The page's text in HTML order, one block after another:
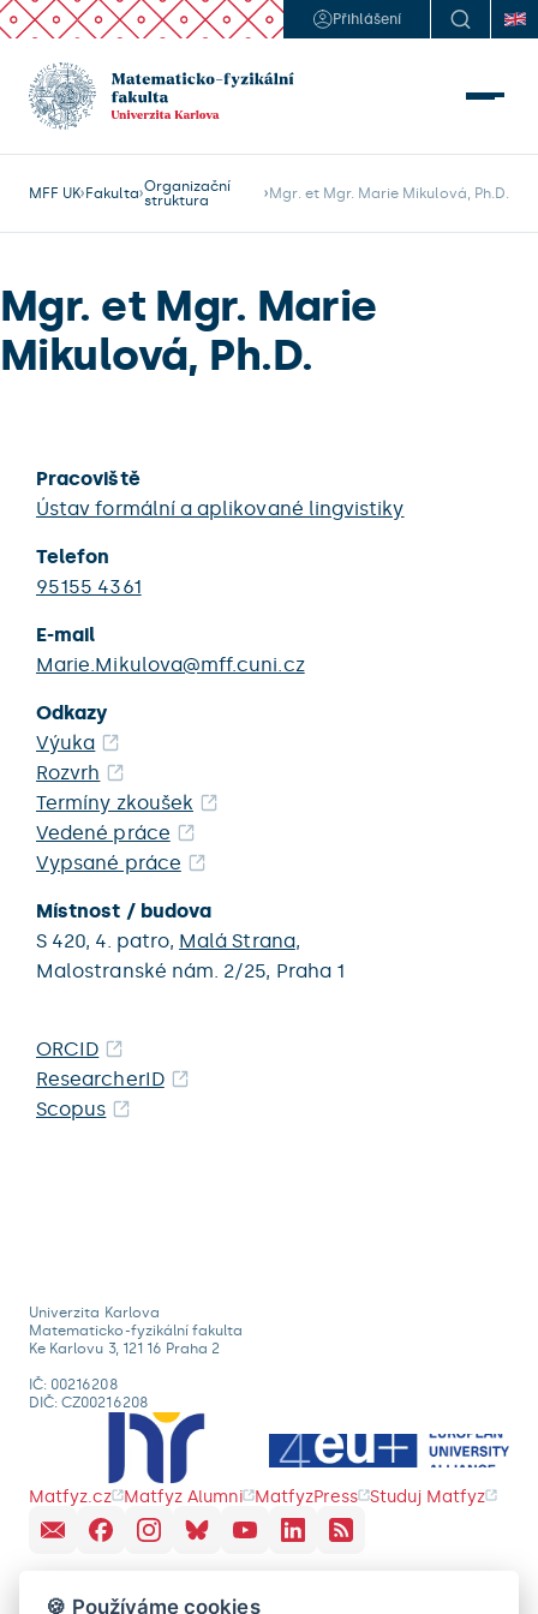
Přihlášení
MFF UK Fakulta Organizační
struktura
Mgr. et Mgr. Marie Mikulová, Ph.D.
Mgr. et Mgr. Marie
Mikulová, Ph.D.
Pracoviště
Ústav formální a aplikované lingvistiky
Telefon
95155 4361
E-mail
Marie.Mikulova@mff.cuni.cz
Odkazy
Výuka
Rozvrh
Termíny zkoušek
Vedené práce
Vypsané práce
Místnost / budova
S 420, 4. patro, Malá Strana,
Malostranské nám. 2/25, Praha 1
ORCID
ResearcherID
Scopus
Univerzita Karlova
Matematicko-fyzikální fakulta
Ke Karlovu 3, 121 16 Praha 2
IČ: 00216208
DIČ: CZ00216208
Matfyz.cz Matfyz Alumni MatfyzPress Studuj Matfyz
🍪 Používáme cookies